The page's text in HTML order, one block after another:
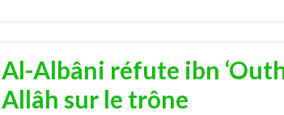
Al-Albâni réfute ibn
Allâh sur le trône